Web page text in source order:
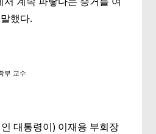
했다.
부 교수
대통령이) 이재용 부회장